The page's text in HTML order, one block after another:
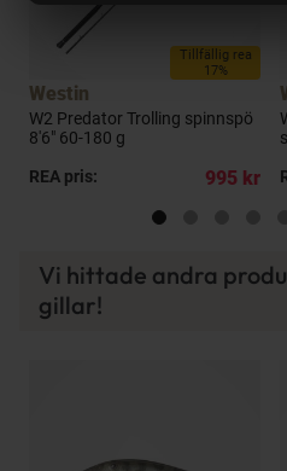
Tillfällig rea
17%
Westin
W2 Predator Trolling spinnspö
8'6" 60-180 g
REA pris:
995 kr
Vi hittade andra
gillar!